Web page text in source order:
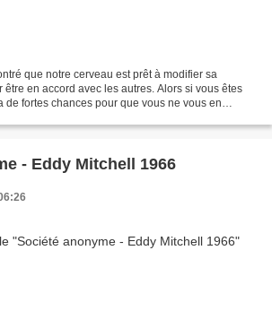
que notre cerveau est prêt à modifier sa
en accord avec les autres. Alors si vous êtes
de fortes chances pour que vous ne vous en
- Eddy Mitchell 1966